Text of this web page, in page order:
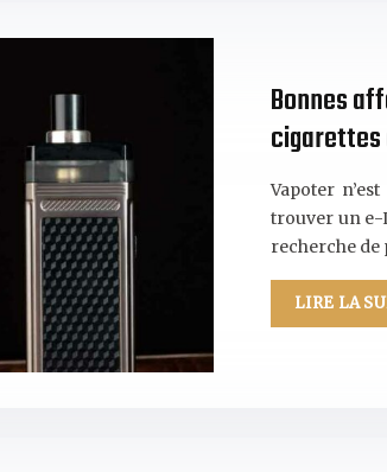
Bonnes
Vapoter
trouver un e-
recherche de
LIRE LA